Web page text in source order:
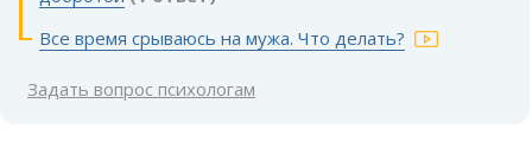
Все время срываюсь на мужа. Что делать?
Задать вопрос психологам